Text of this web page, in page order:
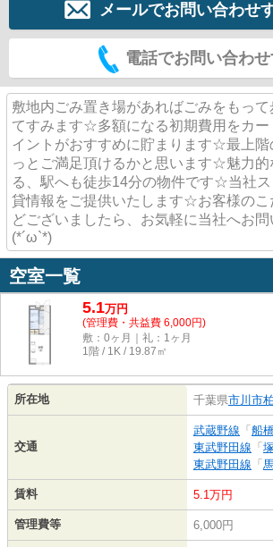
メールでお問い合わせ
電話でお問い合わ
敷地内ごみ置き場があればごみをもって
てすみます☆多額になる初期費用をカー
イントがおすすめに貯まります☆最上階
っとご満足頂けるかと思います☆魅力的
る、駅へも徒歩14分の物件です☆当社
貸情報をご提供いたします☆お客様のこ
どございましたら、お気軽に当社へお
(*´ω`*)
空室一覧
5.1万円
(管理費・共益費 6,000円)
敷：0ヶ月｜礼：1ヶ月
1階 / 1K / 19.87㎡
所在地 千葉県市川市
交通
武蔵野線 「 船
東武野田線 「
東武野田線 「
賃料 5.1万円
管理費等 6,000円